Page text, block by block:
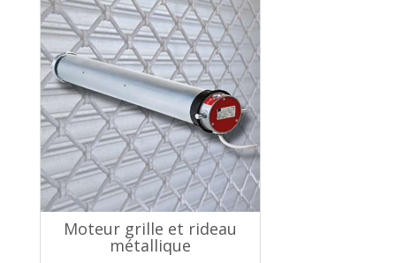
Moteur grille et rideau
métallique